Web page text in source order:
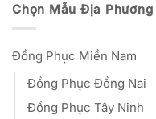
Chọn Mẫu Địa Phương
Đồng Phục Miền Nam
Đồng Phục Đồng Nai
Đồng Phục Tây Ninh